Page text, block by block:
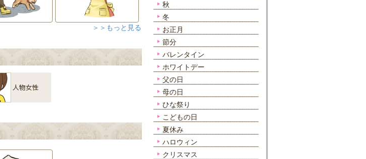
＞＞もっと見る
秋
冬
お正月
節分
バレンタイン
ホワイトデー
父の日
母の日
ひな祭り
こどもの日
夏休み
ハロウィン
クリスマス